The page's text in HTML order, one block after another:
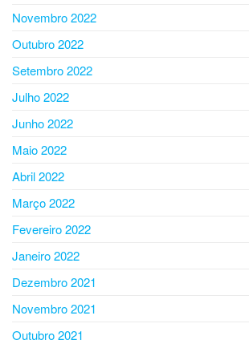
Novembro 2022
Outubro 2022
Setembro 2022
Julho 2022
Junho 2022
Maio 2022
Abril 2022
Março 2022
Fevereiro 2022
Janeiro 2022
Dezembro 2021
Novembro 2021
Outubro 2021